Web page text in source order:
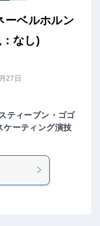
ベルホルン
なし)
27日
ティーブン・ゴゴ
ーティング演技